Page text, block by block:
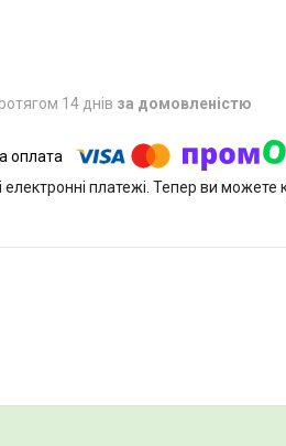
14 днів за домовленістю
електронні платежі. Тепер ви